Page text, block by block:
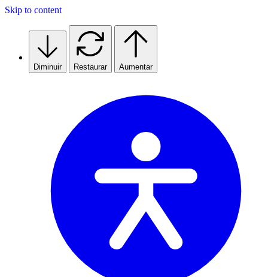
Skip to content
Diminuir Restaurar Aumentar